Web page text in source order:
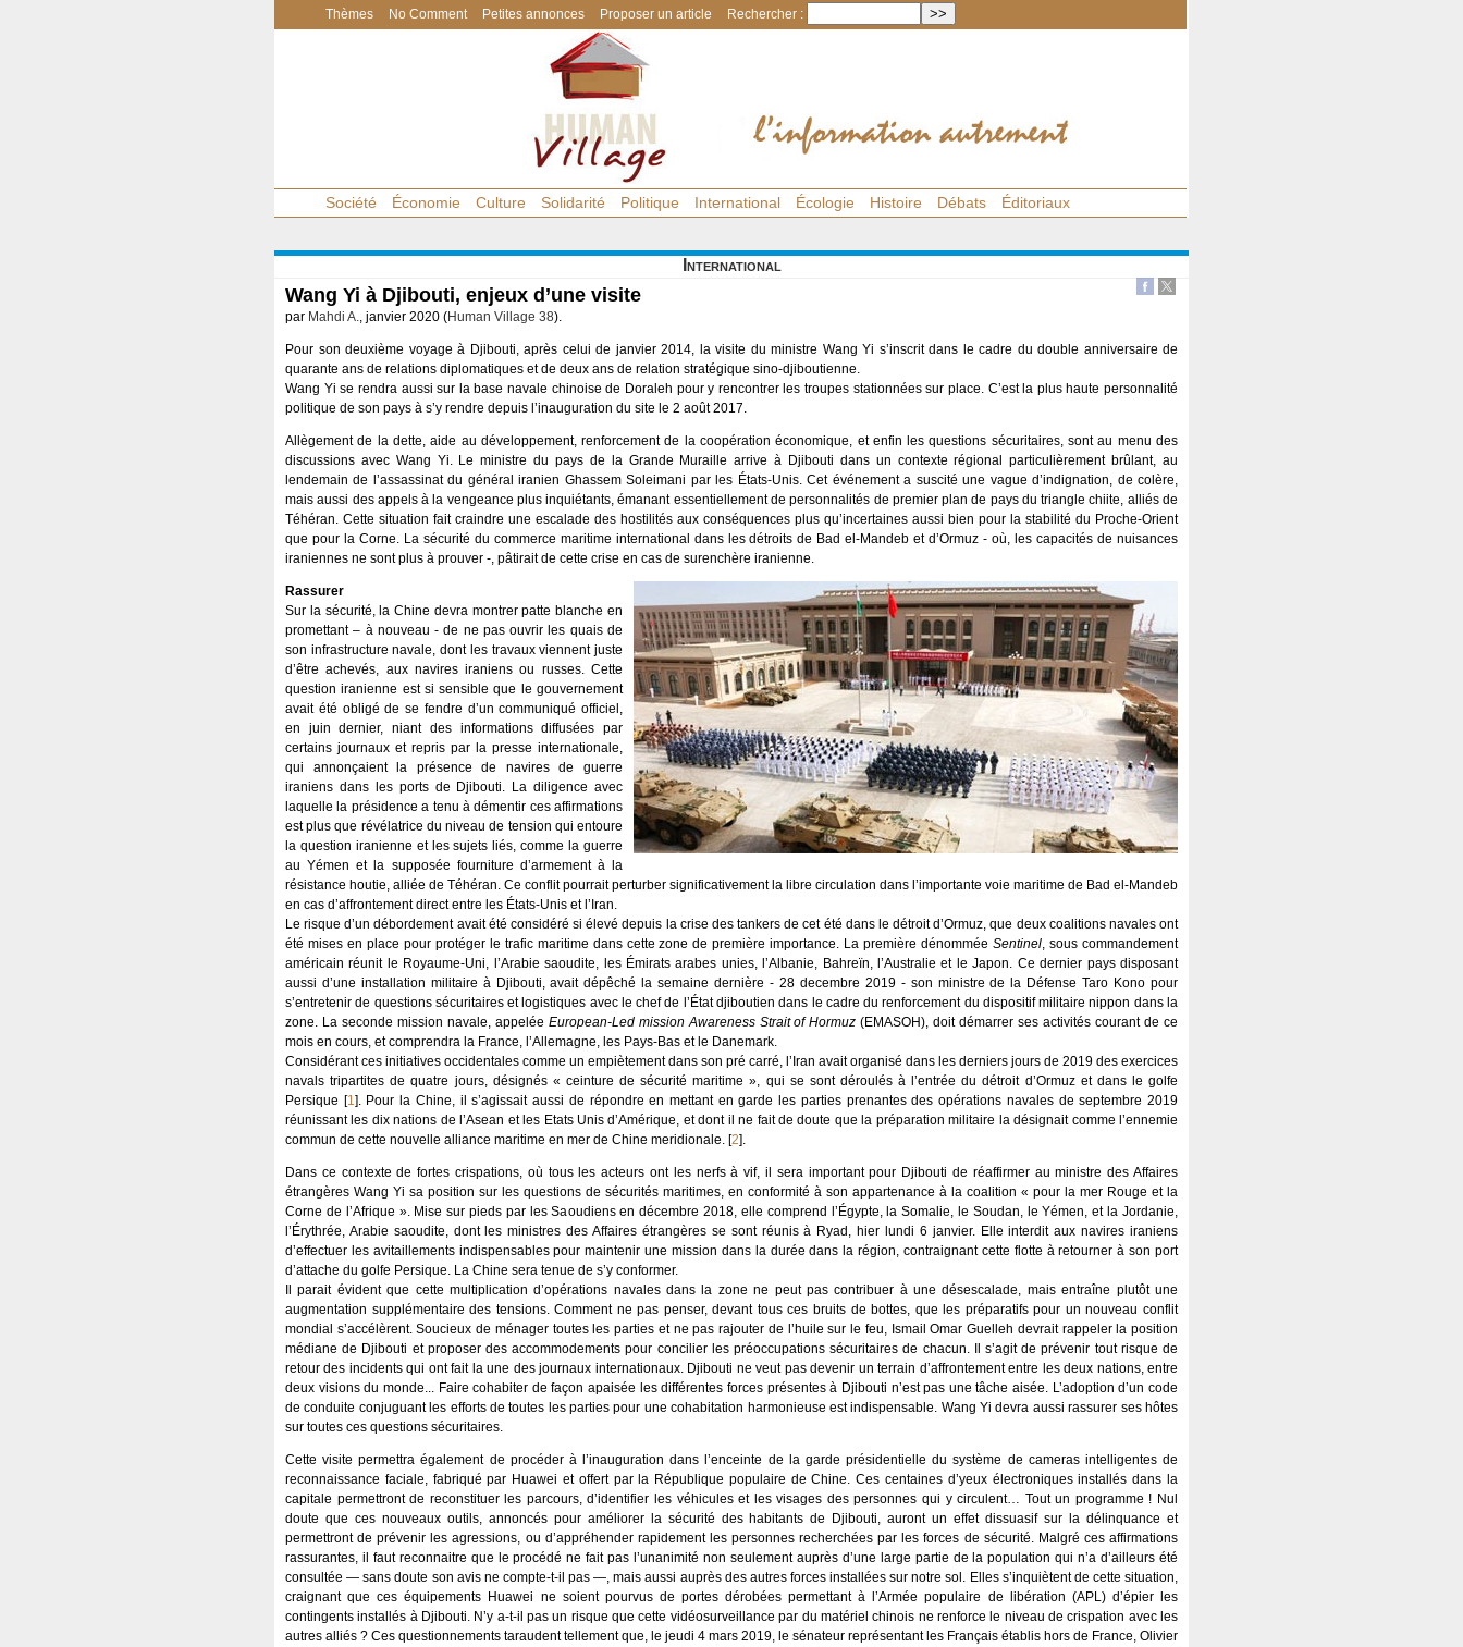
Thèmes No Comment Petites annonces Proposer un article Rechercher :
Société Économie Culture Solidarité Politique International Écologie Histoire Débats Éditoriaux
International
Wang Yi à Djibouti, enjeux d’une visite
par Mahdi A., janvier 2020 (Human Village 38).
Pour son deuxième voyage à Djibouti, après celui de janvier 2014, la visite du ministre Wang Yi s’inscrit dans le cadre du double anniversaire de
quarante ans de relations diplomatiques et de deux ans de relation stratégique sino-djiboutienne.
Wang Yi se rendra aussi sur la base navale chinoise de Doraleh pour y rencontrer les troupes stationnées sur place. C’est la plus haute personnalité
politique de son pays à s’y rendre depuis l’inauguration du site le 2 août 2017.
Allègement de la dette, aide au développement, renforcement de la coopération économique, et enfin les questions sécuritaires, sont au menu des
discussions avec Wang Yi. Le ministre du pays de la Grande Muraille arrive à Djibouti dans un contexte régional particulièrement brûlant, au
lendemain de l’assassinat du général iranien Ghassem Soleimani par les États-Unis. Cet événement a suscité une vague d’indignation, de colère,
mais aussi des appels à la vengeance plus inquiétants, émanant essentiellement de personnalités de premier plan de pays du triangle chiite, alliés de
Téhéran. Cette situation fait craindre une escalade des hostilités aux conséquences plus qu’incertaines aussi bien pour la stabilité du Proche-Orient
que pour la Corne. La sécurité du commerce maritime international dans les détroits de Bad el-Mandeb et d’Ormuz - où, les capacités de nuisances
iraniennes ne sont plus à prouver -, pâtirait de cette crise en cas de surenchère iranienne.
Rassurer
Sur la sécurité, la Chine devra montrer patte blanche en
promettant – à nouveau - de ne pas ouvrir les quais de
son infrastructure navale, dont les travaux viennent juste
d’être achevés, aux navires iraniens ou russes. Cette
question iranienne est si sensible que le gouvernement
avait été obligé de se fendre d’un communiqué officiel,
en juin dernier, niant des informations diffusées par
certains journaux et repris par la presse internationale,
qui annonçaient la présence de navires de guerre
iraniens dans les ports de Djibouti. La diligence avec
laquelle la présidence a tenu à démentir ces affirmations
est plus que révélatrice du niveau de tension qui entoure
la question iranienne et les sujets liés, comme la guerre
au Yémen et la supposée fourniture d’armement à la
résistance houtie, alliée de Téhéran. Ce conflit pourrait perturber significativement la libre circulation dans l’importante voie maritime de Bad el-Mandeb
en cas d’affrontement direct entre les États-Unis et l’Iran.
Le risque d’un débordement avait été considéré si élevé depuis la crise des tankers de cet été dans le détroit d’Ormuz, que deux coalitions navales ont
été mises en place pour protéger le trafic maritime dans cette zone de première importance. La première dénomméeSentinel, sous commandement
américain réunit le Royaume-Uni, l’Arabie saoudite, les Émirats arabes unies, l’Albanie, Bahreïn, l’Australie et le Japon. Ce dernier pays disposant
aussi d’une installation militaire à Djibouti, avait dépêché la semaine dernière - 28 decembre 2019 - son ministre de la Défense Taro Kono pour
s’entretenir de questions sécuritaires et logistiques avec le chef de l’État djiboutien dans le cadre du renforcement du dispositif militaire nippon dans la
zone. La seconde mission navale, appelée European-Led mission Awareness Strait of Hormuz (EMASOH), doit démarrer ses activités courant de ce
mois en cours, et comprendra la France, l’Allemagne, les Pays-Bas et le Danemark.
Considérant ces initiatives occidentales comme un empiètement dans son pré carré, l’Iran avait organisé dans les derniers jours de 2019 des exercices
navals tripartites de quatre jours, désignés « ceinture de sécurité maritime », qui se sont déroulés à l’entrée du détroit d’Ormuz et dans le golfe
Persique [1]. Pour la Chine, il s’agissait aussi de répondre en mettant en garde les parties prenantes des opérations navales de septembre 2019
réunissant les dix nations de l’Asean et les Etats Unis d’Amérique, et dont il ne fait de doute que la préparation militaire la désignait comme l’ennemie
commun de cette nouvelle alliance maritime en mer de Chine meridionale. [2].
Dans ce contexte de fortes crispations, où tous les acteurs ont les nerfs à vif, il sera important pour Djibouti de réaffirmer au ministre des Affaires
étrangères Wang Yi sa position sur les questions de sécurités maritimes, en conformité à son appartenance à la coalition « pour la mer Rouge et la
Corne de l’Afrique ». Mise sur pieds par les Saoudiens en décembre 2018, elle comprend l’Égypte, la Somalie, le Soudan, le Yémen, et la Jordanie,
l’Érythrée, Arabie saoudite, dont les ministres des Affaires étrangères se sont réunis à Ryad, hier lundi 6 janvier. Elle interdit aux navires iraniens
d’effectuer les avitaillements indispensables pour maintenir une mission dans la durée dans la région, contraignant cette flotte à retourner à son port
d’attache du golfe Persique. La Chine sera tenue de s’y conformer.
Il parait évident que cette multiplication d’opérations navales dans la zone ne peut pas contribuer à une désescalade, mais entraîne plutôt une
augmentation supplémentaire des tensions. Comment ne pas penser, devant tous ces bruits de bottes, que les préparatifs pour un nouveau conflit
mondial s’accélèrent. Soucieux de ménager toutes les parties et ne pas rajouter de l’huile sur le feu, Ismail Omar Guelleh devrait rappeler la position
médiane de Djibouti et proposer des accommodements pour concilier les préoccupations sécuritaires de chacun. Il s’agit de prévenir tout risque de
retour des incidents qui ont fait la une des journaux internationaux. Djibouti ne veut pas devenir un terrain d’affrontement entre les deux nations, entre
deux visions du monde... Faire cohabiter de façon apaisée les différentes forces présentes à Djibouti n’est pas une tâche aisée. L’adoption d’un code
de conduite conjuguant les efforts de toutes les parties pour une cohabitation harmonieuse est indispensable. Wang Yi devra aussi rassurer ses hôtes
sur toutes ces questions sécuritaires.
Cette visite permettra également de procéder à l’inauguration dans l’enceinte de la garde présidentielle du système de cameras intelligentes de
reconnaissance faciale, fabriqué par Huawei et offert par la République populaire de Chine. Ces centaines d’yeux électroniques installés dans la
capitale permettront de reconstituer les parcours, d’identifier les véhicules et les visages des personnes qui y circulent… Tout un programme ! Nul
doute que ces nouveaux outils, annoncés pour améliorer la sécurité des habitants de Djibouti, auront un effet dissuasif sur la délinquance et
permettront de prévenir les agressions, ou d’appréhender rapidement les personnes recherchées par les forces de sécurité. Malgré ces affirmations
rassurantes, il faut reconnaitre que le procédé ne fait pas l’unanimité non seulement auprès d’une large partie de la population qui n’a d’ailleurs été
consultée — sans doute son avis ne compte-t-il pas —, mais aussi auprès des autres forces installées sur notre sol. Elles s’inquiètent de cette situation,
craignant que ces équipements Huawei ne soient pourvus de portes dérobées permettant à l’Armée populaire de libération (APL) d’épier les
contingents installés à Djibouti. N’y a-t-il pas un risque que cette vidéosurveillance par du matériel chinois ne renforce le niveau de crispation avec les
autres alliés ? Ces questionnements taraudent tellement que, le jeudi 4 mars 2019, le sénateur représentant les Français établis hors de France, Olivier